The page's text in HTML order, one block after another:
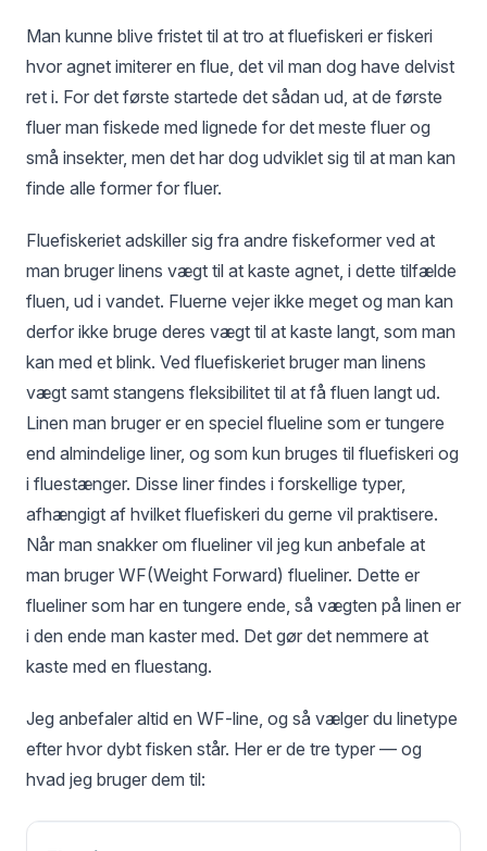
Man kunne blive fristet til at tro at fluefiskeri er fiskeri
hvor agnet imiterer en flue, det vil man dog have delvist
ret i. For det første startede det sådan ud, at de første
fluer man fiskede med lignede for det meste fluer og
små insekter, men det har dog udviklet sig til at man kan
finde alle former for fluer.
Fluefiskeriet adskiller sig fra andre fiskeformer ved at
man bruger linens vægt til at kaste agnet, i dette tilfælde
fluen, ud i vandet. Fluerne vejer ikke meget og man kan
derfor ikke bruge deres vægt til at kaste langt, som man
kan med et blink. Ved fluefiskeriet bruger man linens
vægt samt stangens fleksibilitet til at få fluen langt ud.
Linen man bruger er en speciel flueline som er tungere
end almindelige liner, og som kun bruges til fluefiskeri og
i fluestænger. Disse liner findes i forskellige typer,
afhængigt af hvilket fluefiskeri du gerne vil praktisere.
Når man snakker om flueliner vil jeg kun anbefale at
man bruger WF(Weight Forward) flueliner. Dette er
flueliner som har en tungere ende, så vægten på linen er
i den ende man kaster med. Det gør det nemmere at
kaste med en fluestang.
Jeg anbefaler altid en WF-line, og så vælger du linetype
efter hvor dybt fisken står. Her er de tre typer — og
hvad jeg bruger dem til: